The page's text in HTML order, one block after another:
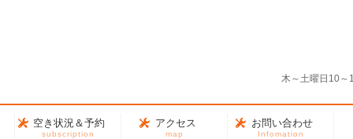
木～土曜日10
空き状況＆予約
subscription
アクセス
map
お問い合わせ
Infomation